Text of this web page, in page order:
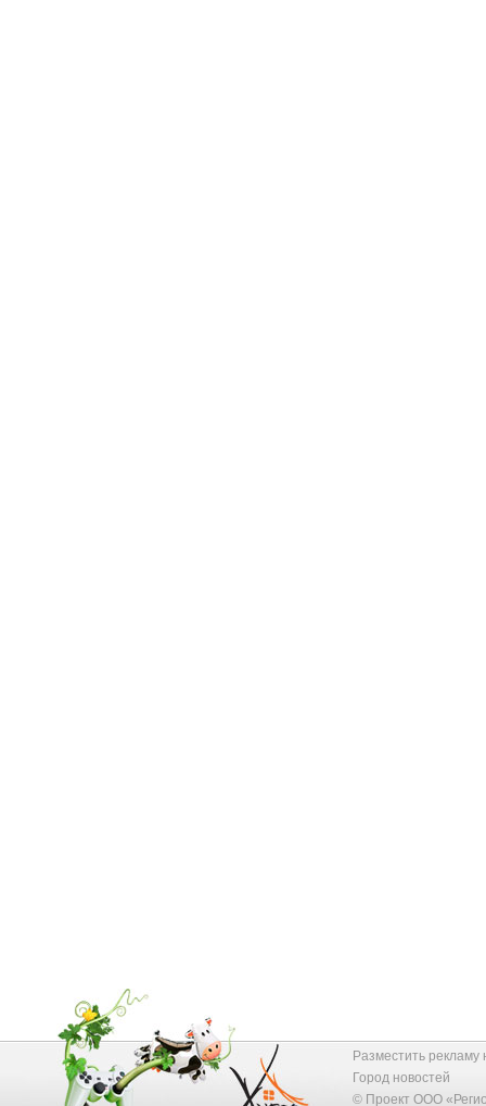
Разместить рекламу
Город новостей
© Проект ООО